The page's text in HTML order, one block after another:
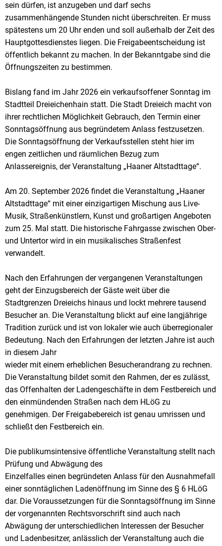
sein dürfen, ist anzugeben und darf sechs
zusammenhängende Stunden nicht überschreiten. Er muss
spätestens um 20 Uhr enden und soll außerhalb der Zeit des
Hauptgottesdienstes liegen. Die Freigabeentscheidung ist
öffentlich bekannt zu machen. In der Bekanntgabe sind die
Öffnungszeiten zu bestimmen.
Bislang fand im Jahr 2026 ein verkaufsoffener Sonntag im
Stadtteil Dreieichenhain statt. Die Stadt Dreieich macht von
ihrer rechtlichen Möglichkeit Gebrauch, den Termin einer
Sonntagsöffnung aus begründetem Anlass festzusetzen.
Die Sonntagsöffnung der Verkaufsstellen steht hier im
engen zeitlichen und räumlichen Bezug zum
Anlassereignis, der Veranstaltung „Haaner Altstadttage“.
Am 20. September 2026 findet die Veranstaltung „Haaner
Altstadttage“ mit einer einzigartigen Mischung aus Live-
Musik, Straßenkünstlern, Kunst und großartigen Angeboten
zum 25. Mal statt. Die historische Fahrgasse zwischen Ober-
und Untertor wird in ein musikalisches Straßenfest
verwandelt.
Nach den Erfahrungen der vergangenen Veranstaltungen
geht der Einzugsbereich der Gäste weit über die
Stadtgrenzen Dreieichs hinaus und lockt mehrere tausend
Besucher an. Die Veranstaltung blickt auf eine langjährige
Tradition zurück und ist von lokaler wie auch überregionaler
Bedeutung. Nach den Erfahrungen der letzten Jahre ist auch
in diesem Jahr
wieder mit einem erheblichen Besucherandrang zu rechnen.
Die Veranstaltung bildet somit den Rahmen, der es zulässt,
das Offenhalten der Ladengeschäfte in dem Festbereich und
den einmündenden Straßen nach dem HLöG zu
genehmigen. Der Freigabebereich ist genau umrissen und
schließt den Festbereich ein.
Die publikumsintensive öffentliche Veranstaltung stellt nach
Prüfung und Abwägung des
Einzelfalles einen begründeten Anlass für den Ausnahmefall
einer sonntäglichen Ladenöffnung im Sinne des § 6 HLöG
dar. Die Voraussetzungen für die Sonntagsöffnung im Sinne
der vorgenannten Rechtsvorschrift sind auch nach
Abwägung der unterschiedlichen Interessen der Besucher
und Ladenbesitzer, anlässlich der Veranstaltung auch die